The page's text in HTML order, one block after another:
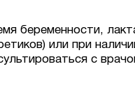
беременности,
или при
с